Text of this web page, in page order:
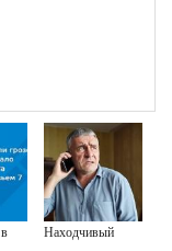
Находчивый